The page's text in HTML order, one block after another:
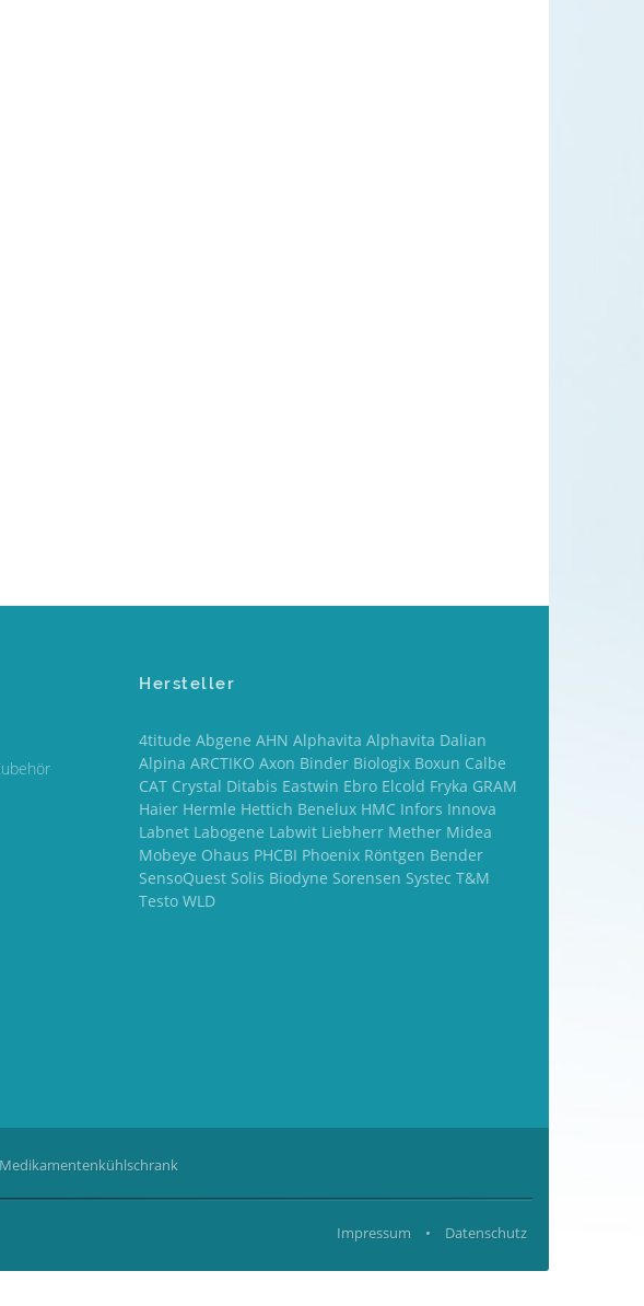
Hersteller
4titude Abgene AHN Alphavita Alphavita Dalian
Alpina ARCTIKO Axon Binder Biologix Boxun Calbe
CAT Crystal Ditabis Eastwin Ebro Elcold Fryka GRAM
Haier Hermle Hettich Benelux HMC Infors Innova
Labnet Labogene Labwit Liebherr Mether Midea
Mobeye Ohaus PHCBI Phoenix Röntgen Bender
SensoQuest Solis Biodyne Sorensen Systec T&M
Testo WLD
Impressum • Datenschutz